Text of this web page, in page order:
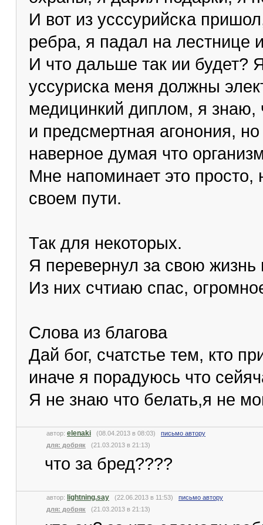
И вот из усссурийска
ребра, я падал на лестнице
И что дальше так ии будет?
уссуриска меня должны
медицинкий диплом, я
и предсмертная агонония,
наверное думая что
Мне напоминает это просто,
своем пути.
Так для некоторых.
Я перевернул за свою жизнь
Из них счтиаю спас,
Слова из благова
Дай бог, счатстье тем, кто
иначе я порадуюсь что
Я не знаю что белать,я не
автор: elenaki (08.04.2013 в 08:03) письмо автору
для: добряк (21.03.2013 в 21:13)
что за бред????
автор: lightning.say (22.06.2013 в 11:53) письмо автору
для: добряк (21.03.2013 в 21:13)